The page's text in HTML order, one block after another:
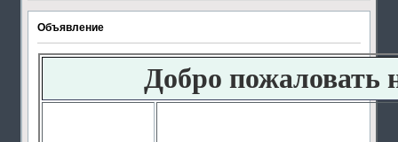
Объявление
Добро пожаловать